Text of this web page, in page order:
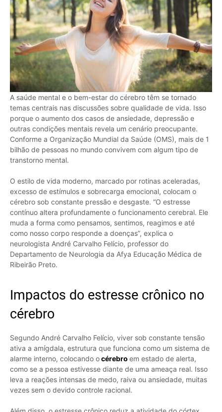
A saúde mental e o bem-estar do cérebro têm se tornado
temas centrais nas discussões sobre qualidade de vida. Isso
porque o aumento dos casos de ansiedade, depressão e
outras condições mentais revela um cenário preocupante.
Conforme a Organização Mundial da Saúde (OMS), mais de 1
bilhão de pessoas no mundo convivem com algum tipo de
transtorno mental.
O estilo de vida moderno, marcado por rotinas aceleradas,
excesso de estímulos e sobrecarga emocional, colocam o
cérebro sob constante pressão e desgaste. “O estresse
contínuo altera profundamente o funcionamento cerebral. Ele
muda a forma como pensamos, sentimos, reagimos e até
como nosso corpo responde a doenças”, explica o
neurologista André Carvalho Felício, professor do
Departamento de Neurologia da Afya Educação Médica de
Ribeirão Preto.
Impactos do estresse crônico no
cérebro
Segundo André Carvalho Felício, viver sob constante tensão
ativa a amígdala, estrutura que funciona como um sistema de
alarme interno, colocando océrebro em estado de alerta,
como se a pessoa estivesse diante de uma ameaça real. Isso
leva a reações intensas de medo, raiva ou ansiedade, muitas
vezes sem o devido controle racional.